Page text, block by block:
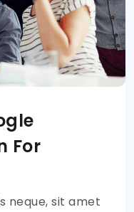
For
neque, sit amet